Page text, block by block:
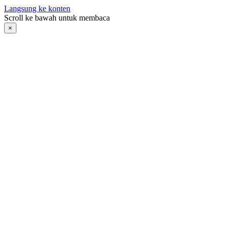
Langsung ke konten
Scroll ke bawah untuk membaca
×